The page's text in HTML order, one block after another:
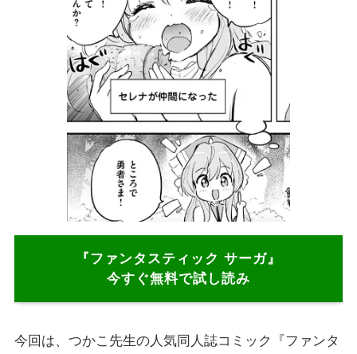
『ファンタスティック サーガ』
今すぐ無料で試し読み
今回は、つかこ先生の人気同人誌コミック『ファンタ